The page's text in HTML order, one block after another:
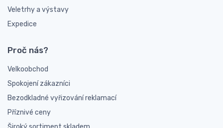
Veletrhy a výstavy
Expedice
Proč nás?
Velkoobchod
Spokojení zákazníci
Bezodkladné vyřizování reklamací
Příznivé ceny